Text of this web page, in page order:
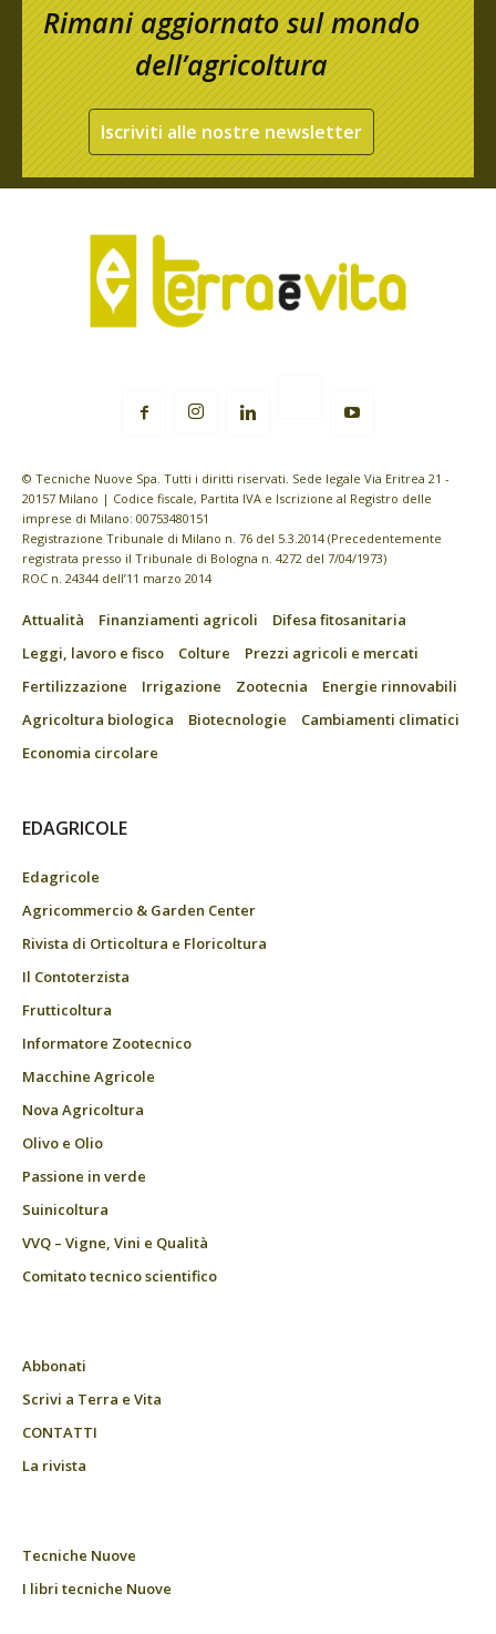
Rimani aggiornato sul mondo
dell’agricoltura
Iscriviti alle nostre newsletter
© Tecniche Nuove Spa. Tutti i diritti riservati. Sede legale Via Eritrea 21 -
20157 Milano | Codice fiscale, Partita IVA e Iscrizione al Registro delle
imprese di Milano: 00753480151
Registrazione Tribunale di Milano n. 76 del 5.3.2014 (Precedentemente
registrata presso il Tribunale di Bologna n. 4272 del 7/04/1973)
ROC n. 24344 dell’11 marzo 2014
Attualità Finanziamenti agricoli
Difesa fitosanitaria
Leggi, lavoro e fisco
Colture
Prezzi agricoli e mercati
Fertilizzazione
Irrigazione Zootecnia
Energie rinnovabili
Agricoltura biologica
Biotecnologie
Cambiamenti climatici
Economia circolare
EDAGRICOLE
Edagricole
Agricommercio & Garden Center
Rivista di Orticoltura e Floricoltura
Il Contoterzista
Frutticoltura
Informatore Zootecnico
Macchine Agricole
Nova Agricoltura
Olivo e Olio
Passione in verde
Suinicoltura
VVQ – Vigne, Vini e Qualità
Comitato tecnico scientifico
Abbonati
Scrivi a Terra e Vita
CONTATTI
La rivista
Tecniche Nuove
I libri tecniche Nuove